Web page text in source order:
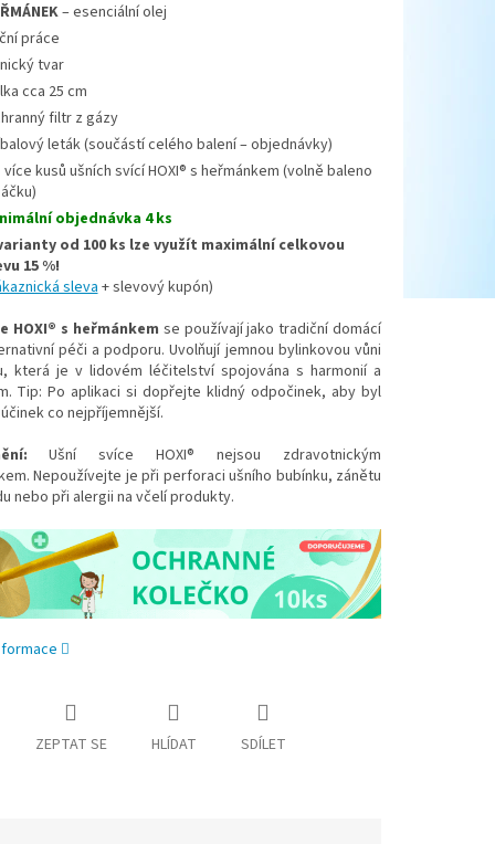
– esenciální olej
práce
tvar
cca 25 cm
filtr z gázy
leták (součástí celého balení – objednávky)
více kusů ušních svící HOXI® s heřmánkem (volně baleno
objednávka 4 ks
od 100 ks lze využít maximální celkovou
15 %!
sleva+ slevový kupón)
HOXI® s heřmánkem se používají jako tradiční domácí
péči a podporu. Uvolňují jemnou bylinkovou vůni
která je v lidovém léčitelství spojována s harmonií a
Tip: Po aplikaci si dopřejte klidný odpočinek, aby byl
co nejpříjemnější.
Ušní svíce HOXI® nejsou zdravotnickým
Nepoužívejte je při perforaci ušního bubínku, zánětu
nebo při alergii na včelí produkty.
ZEPTAT SE HLÍDAT SDÍLET